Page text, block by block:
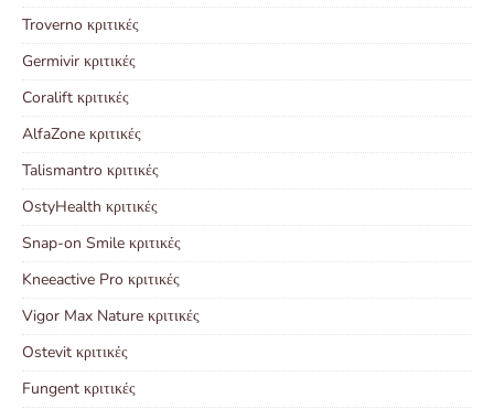
Troverno κριτικές
Germivir κριτικές
Coralift κριτικές
AlfaZone κριτικές
Talismantro κριτικές
OstyHealth κριτικές
Snap-on Smile κριτικές
Kneeactive Pro κριτικές
Vigor Max Nature κριτικές
Ostevit κριτικές
Fungent κριτικές